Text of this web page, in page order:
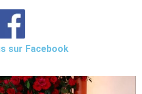
sur Facebook